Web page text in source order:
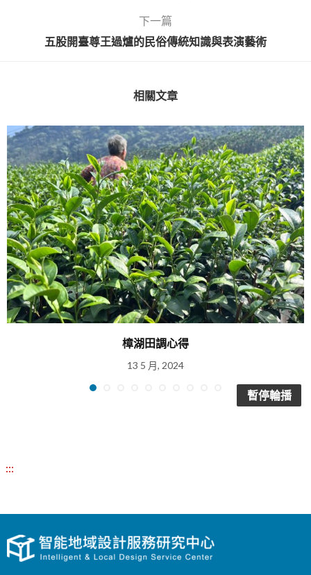
下一篇
五股開臺尊王過爐的民俗傳統知識與表演藝術
相關文章
樟湖田調心得
13 5 月, 2024
暫停輪播
:::